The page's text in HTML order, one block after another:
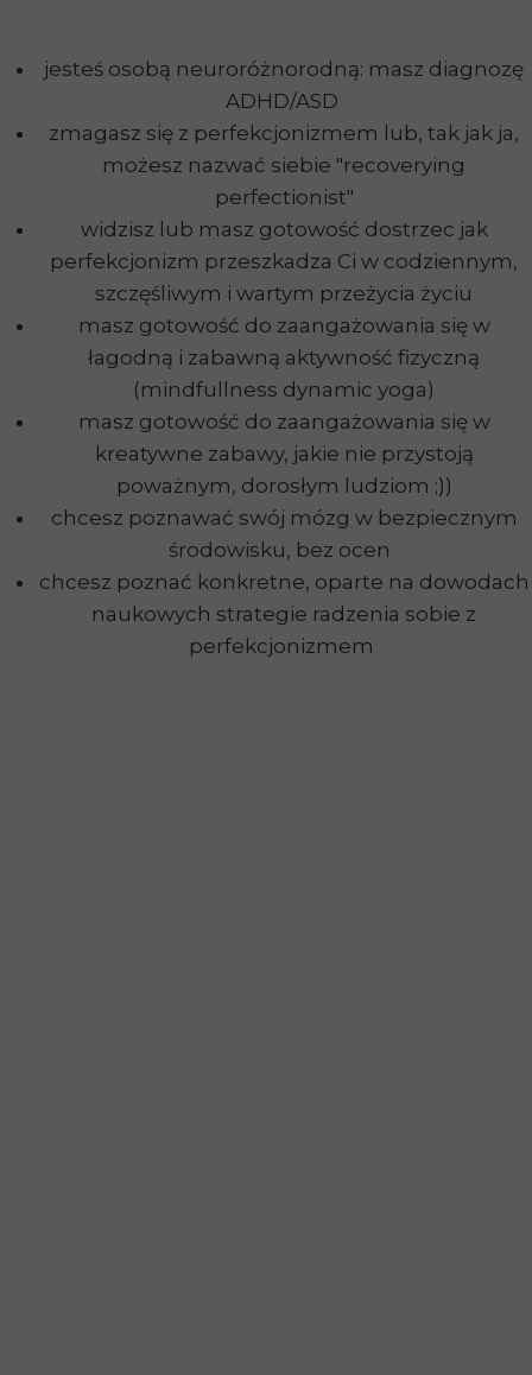
jesteś osobą neuroróżnorodną: masz diagnozę
ADHD/ASD
zmagasz się z perfekcjonizmem lub, tak jak ja,
możesz nazwać siebie "recoverying
perfectionist"
widzisz lub masz gotowość dostrzec jak
perfekcjonizm przeszkadza Ci w codziennym,
szczęśliwym i wartym przeżycia życiu
masz gotowość do zaangażowania się w
łagodną i zabawną aktywność fizyczną
(mindfullness dynamic yoga)
masz gotowość do zaangażowania się w
kreatywne zabawy, jakie nie przystoją
poważnym, dorosłym ludziom ;))
chcesz poznawać swój mózg w bezpiecznym
środowisku, bez ocen
chcesz poznać konkretne, oparte na dowodach
naukowych strategie radzenia sobie z
perfekcjonizmem